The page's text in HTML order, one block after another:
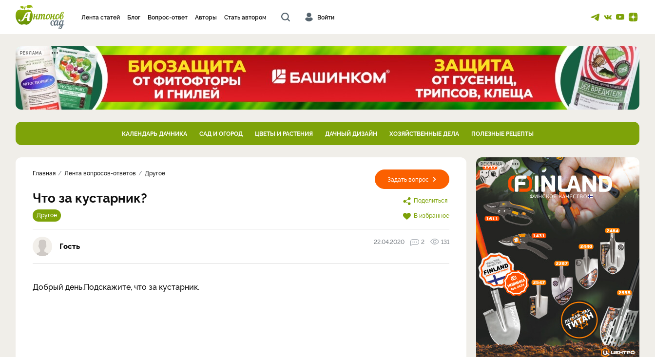
Лента статей Блог Вопрос-ответ Авторы Стать автором Войти
РЕКЛАМА
КАЛЕНДАРЬ ДАЧНИКА САД И ОГОРОД ЦВЕТЫ И РАСТЕНИЯ ДАЧНЫЙ ДИЗАЙН ХОЗЯЙСТВЕННЫЕ ДЕЛА ПОЛЕЗНЫЕ РЕЦЕПТЫ
Задать вопрос
Поделиться
В избранное
Главная Лента вопросов-ответов Другое
Что за кустарник?
Другое
Гость 22.04.2020 2 131
Добрый день.Подскажите, что за кустарник.
РЕКЛАМА